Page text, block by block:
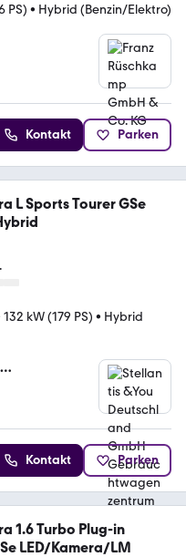
PS) • Hybrid (Benzin/Elektro)
Kontakt Parken
L Sports Tourer GSe
132 kW (179 PS) • Hybrid
Kontakt Parken
1.6 Turbo Plug-in
LED/Kamera/LM